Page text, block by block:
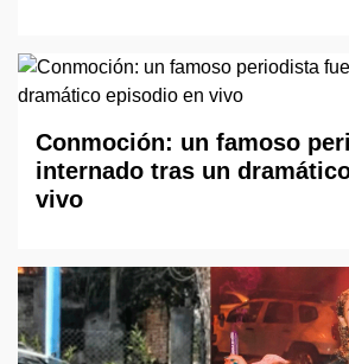
Conmoción: un famoso
internado tras un
vivo